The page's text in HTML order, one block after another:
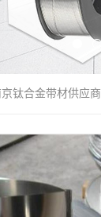
钛合金带材供应商